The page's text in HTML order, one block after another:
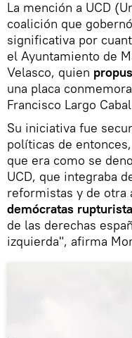
La mención a UCD
coalición que
significativa por
el Ayuntamiento de
Velasco, quien
una placa
Francisco Largo
Su iniciativa fue
políticas de
que era como se
UCD, que integraba
reformistas y de otra
demócratas
de las derechas
izquierda", afirma